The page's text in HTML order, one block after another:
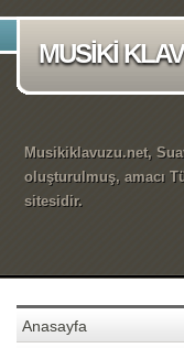
MUSİKİ
Musikiklavuzu.net,
oluşturulmuş, amacı
sitesidir.
Anasayfa